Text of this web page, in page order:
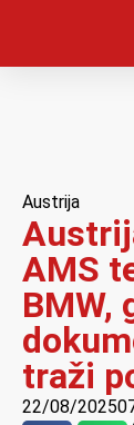
Austrija
AMS
BMW,
traži
22/08/2025